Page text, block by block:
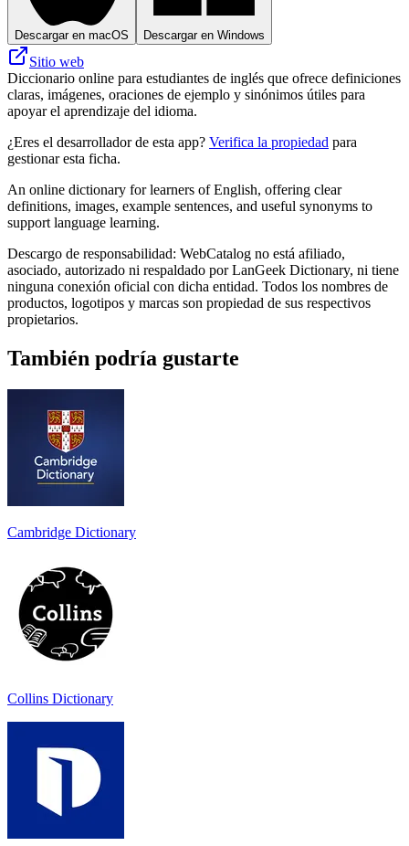
Descargar en macOS Descargar en Windows
Sitio web
Diccionario online para estudiantes de inglés que ofrece definiciones
claras, imágenes, oraciones de ejemplo y sinónimos útiles para
apoyar el aprendizaje del idioma.
¿Eres el desarrollador de esta app? Verifica la propiedad para
gestionar esta ficha.
An online dictionary for learners of English, offering clear
definitions, images, example sentences, and useful synonyms to
support language learning.
Descargo de responsabilidad: WebCatalog no está afiliado,
asociado, autorizado ni respaldado por LanGeek Dictionary, ni tiene
ninguna conexión oficial con dicha entidad. Todos los nombres de
productos, logotipos y marcas son propiedad de sus respectivos
propietarios.
También podría gustarte
Cambridge Dictionary
Collins Dictionary